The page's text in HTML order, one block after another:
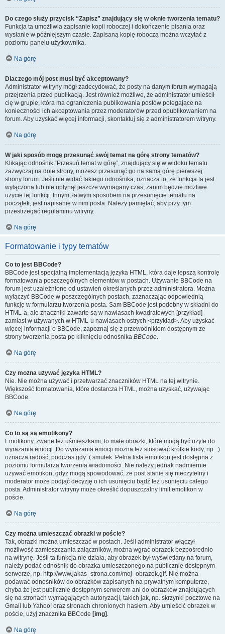
Do czego służy przycisk “Zapisz” znajdujący się w oknie tworzenia tematu?
Funkcja ta umożliwia zapisanie kopii roboczej i dokończenie pisania oraz
wysłanie w późniejszym czasie. Zapisaną kopię roboczą można wczytać z
poziomu panelu użytkownika.
Na górę
Dlaczego mój post musi być akceptowany?
Administrator witryny mógł zadecydować, że posty na danym forum wymagają
przejrzenia przed publikacją. Jest również możliwe, że administrator umieścił
cię w grupie, która ma ograniczenia publikowania postów polegające na
konieczności ich akceptowania przez moderatorów przed opublikowaniem na
forum. Aby uzyskać więcej informacji, skontaktuj się z administratorem witryny.
Na górę
W jaki sposób mogę przesunąć swój temat na górę strony tematów?
Klikając odnośnik “Przesuń temat w górę”, znajdujący się w widoku tematu
zazwyczaj na dole strony, możesz przesunąć go na samą górę pierwszej
strony forum. Jeśli nie widać takiego odnośnika, oznacza to, że funkcja ta jest
wyłączona lub nie upłynął jeszcze wymagany czas, zanim będzie możliwe
użycie tej funkcji. Innym, łatwym sposobem na przesunięcie tematu na
początek, jest napisanie w nim posta. Należy pamiętać, aby przy tym
przestrzegać regulaminu witryny.
Na górę
Formatowanie i typy tematów
Co to jest BBCode?
BBCode jest specjalną implementacją języka HTML, która daje lepszą kontrolę
formatowania poszczególnych elementów w postach. Używanie BBCode na
forum jest uzależnione od ustawień określanych przez administratora. Można
wyłączyć BBCode w poszczególnych postach, zaznaczając odpowiednią
funkcję w formularzu tworzenia posta. Sam BBCode jest podobny w składni do
HTML-a, ale znaczniki zawarte są w nawiasach kwadratowych [przykład]
zamiast w używanych w HTML-u nawiasach ostrych <przykład>. Aby uzyskać
więcej informacji o BBCode, zapoznaj się z przewodnikiem dostępnym ze
strony tworzenia posta po kliknięciu odnośnika BBCode.
Na górę
Czy można używać języka HTML?
Nie. Nie można używać i przetwarzać znaczników HTML na tej witrynie.
Większość formatowania, które dostarcza HTML, można uzyskać, używając
BBCode.
Na górę
Co to są są emotikony?
Emotikony, zwane też uśmieszkami, to małe obrazki, które mogą być użyte do
wyrażania emocji. Do wyrażania emocji można też stosować krótkie kody, np. :)
oznacza radość, podczas gdy :( smutek. Pełna lista emotikon jest dostępna z
poziomu formularza tworzenia wiadomości. Nie należy jednak nadmiernie
używać emotikon, gdyż mogą spowodować, że post stanie się nieczytelny i
moderator może podjąć decyzję o ich usunięciu bądź też usunięciu całego
posta. Administrator witryny może określić dopuszczalny limit emotikon w
poście.
Na górę
Czy można umieszczać obrazki w poście?
Tak, obrazki można umieszczać w postach. Jeśli administrator włączył
możliwość zamieszczania załączników, można wgrać obrazek bezpośrednio
na witrynę. Jeśli ta funkcja nie działa, aby obrazek był wyświetlany na forum,
należy podać odnośnik do obrazka umieszczonego na publicznie dostępnym
serwerze, np. http://www.jakas_strona.com/moj_obrazek.gif. Nie można
podawać odnośników do obrazków zapisanych na prywatnym komputerze,
chyba że jest publicznie dostępnym serwerem ani do obrazków znajdujących
się na stronach wymagających autoryzacji, takich jak, np. skrzynki pocztowe na
Gmail lub Yahoo! oraz stronach chronionych hasłem. Aby umieścić obrazek w
poście, użyj znacznika BBCode [img] .
Na górę